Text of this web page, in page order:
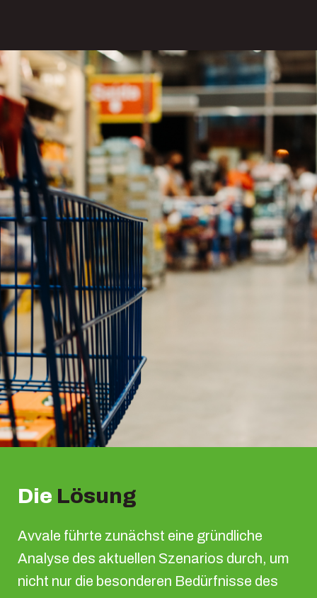
Die Lösung
Avvale führte zunächst eine gründliche
Analyse des aktuellen Szenarios durch, um
nicht nur die besonderen Bedürfnisse des